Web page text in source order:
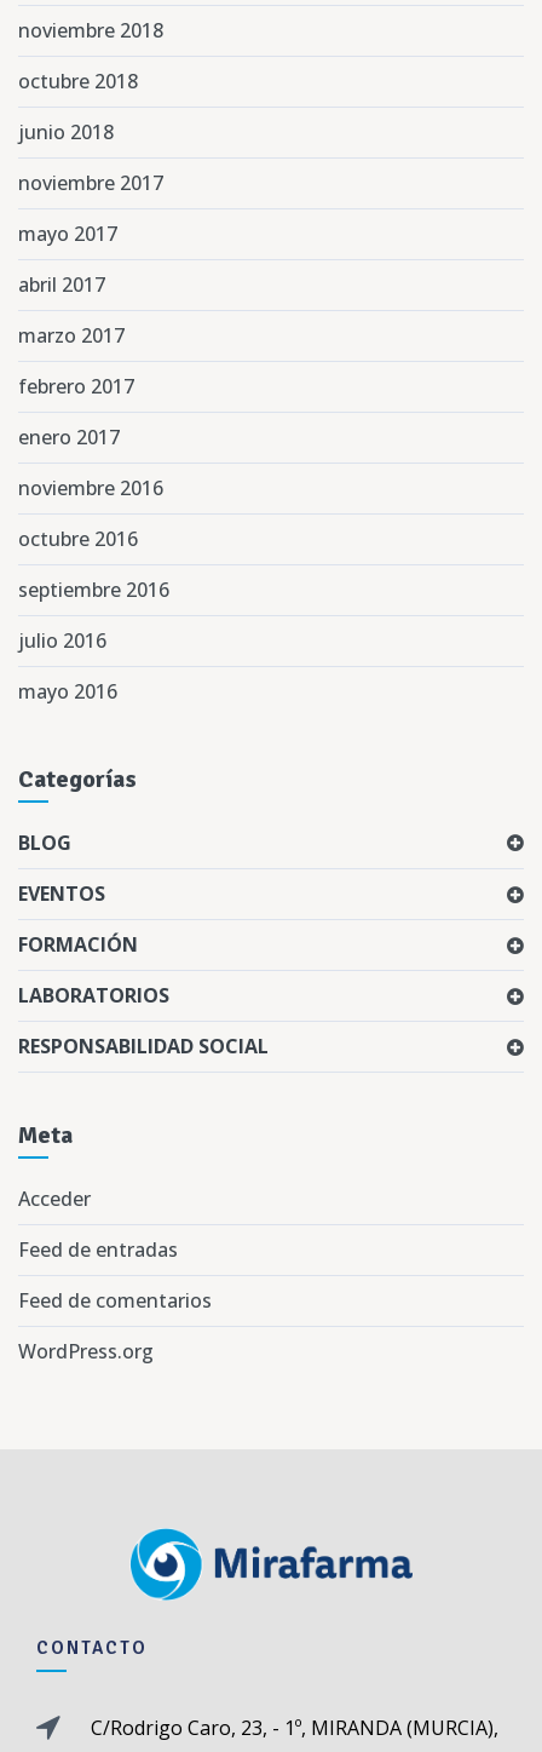
noviembre 2018
octubre 2018
junio 2018
noviembre 2017
mayo 2017
abril 2017
marzo 2017
febrero 2017
enero 2017
noviembre 2016
octubre 2016
septiembre 2016
julio 2016
mayo 2016
Categorías
BLOG
EVENTOS
FORMACIÓN
LABORATORIOS
RESPONSABILIDAD SOCIAL
Meta
Acceder
Feed de entradas
Feed de comentarios
WordPress.org
CONTACTO
C/Rodrigo Caro, 23, - 1º, MIRANDA (MURCIA),